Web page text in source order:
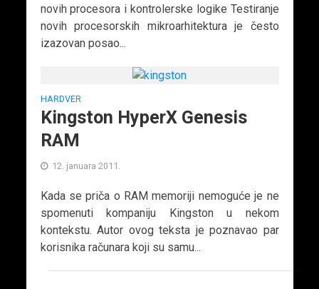
novih procesora i kontrolerske logike Testiranje
novih procesorskih mikroarhitektura je često
izazovan posao...
HARDVER
Kingston HyperX Genesis
RAM
12. januara 2011.
Kada se priča o RAM memoriji nemoguće je ne
spomenuti kompaniju Kingston u nekom
kontekstu. Autor ovog teksta je poznavao par
korisnika računara koji su samu...